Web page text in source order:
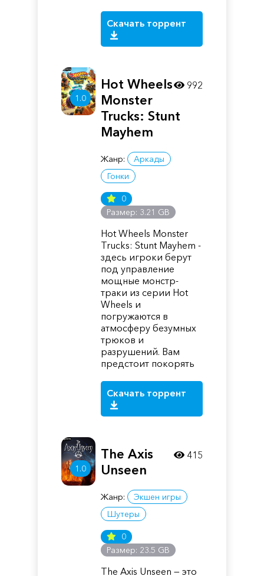
Скачать торрент
1.0
Hot Wheels
Monster
Trucks: Stunt
Mayhem
Жанр:
Аркады
Гонки
0
Размер: 3.21 GB
Hot Wheels Monster
Trucks: Stunt Mayhem -
здесь игроки берут
под управление
мощные монстр-
траки из серии Hot
Wheels и
погружаются в
атмосферу безумных
трюков и
разрушений. Вам
предстоит покорять
Скачать торрент
992
1.0
The Axis
Unseen
Жанр:
Экшен игры
Шутеры
0
Размер: 23.5 GB
The Axis Unseen — это
415